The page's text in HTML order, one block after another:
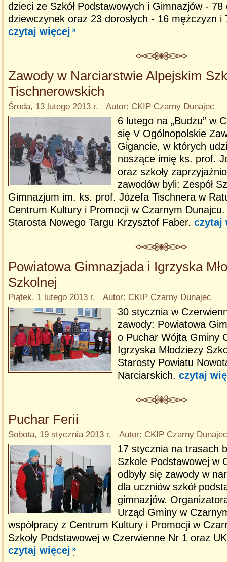
dzieci ze Szkół Podstawowych i Gimnazjów - 78
dziewczynek oraz 23 dorosłych - 16 mężczyzn i
czytaj więcej
Zawody w Narciarstwie Alpejskim
Tischnerowskich
Środa, 13 lutego 2013 r. Autor: CKIP Czarny Dunajec
6 lutego na „Budzu” w
się V Ogólnopolskie
Gigancie, w których
noszące imię ks. prof.
oraz szkoły
zawodów byli: Zespół
Gimnazjum im. ks. prof. Józefa Tischnera w
Centrum Kultury i Promocji w Czarnym Dunajcu.
Starosta Nowego Targu Krzysztof Faber. czytaj
Powiatowa Gimnazjada i Igrzyska
Szkolnej
Piątek, 1 lutego 2013 r. Autor: CKIP Czarny Dunajec
30 stycznia w
zawody: Powiatowa
o Puchar Wójta Gminy
Igrzyska Młodziezy
Starosty Powiatu
Narciarskich. czytaj
Puchar Ferii
Sobota, 19 stycznia 2013 r. Autor: CKIP Czarny Dunajec
17 stycznia na trasach
Szkole Podstawowej w
odbyły się zawody w
dla uczniów szkół
gimnazjów.
Urząd Gminy w
współpracy z Centrum Kultury i Promocji w
Szkoły Podstawowej w Czerwienne Nr 1 oraz
czytaj więcej